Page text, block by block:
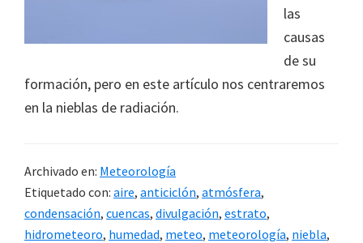
las
causas
de su
formación, pero en este artículo nos centraremos
en la nieblas de radiación.
Archivado en: Meteorología
Etiquetado con: aire, anticiclón, atmósfera,
condensación, cuencas, divulgación, estrato,
hidrometeoro, humedad, meteo, meteorología, niebla,